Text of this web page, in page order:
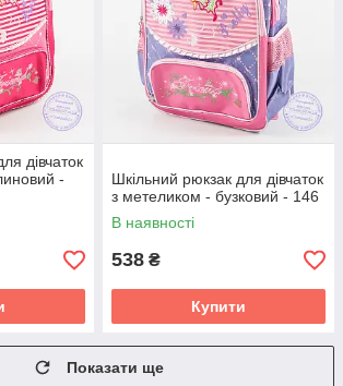
дівчаток
-
Шкільний рюкзак для дівчаток
з метеликом - бузковий - 146
В наявності
538 ₴
Купити
Показати ще